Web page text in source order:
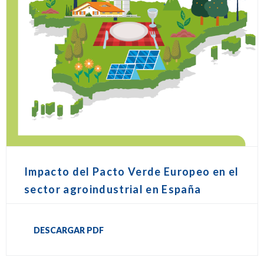
Impacto del Pacto Verde Europeo en el
sector agroindustrial en España
DESCARGAR PDF